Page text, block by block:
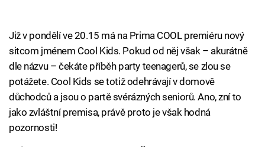
Již v pondělí ve 20.15 má na Prima COOL premiéru nový
sitcom jménem Cool Kids. Pokud od něj však – akurátně
dle názvu – čekáte příběh party teenagerů, se zlou se
potážete. Cool Kids se totiž odehrávají v domově
důchodců a jsou o partě svérázných seniorů. Ano, zní to
jako zvláštní premisa, právě proto je však hodná
pozornosti!